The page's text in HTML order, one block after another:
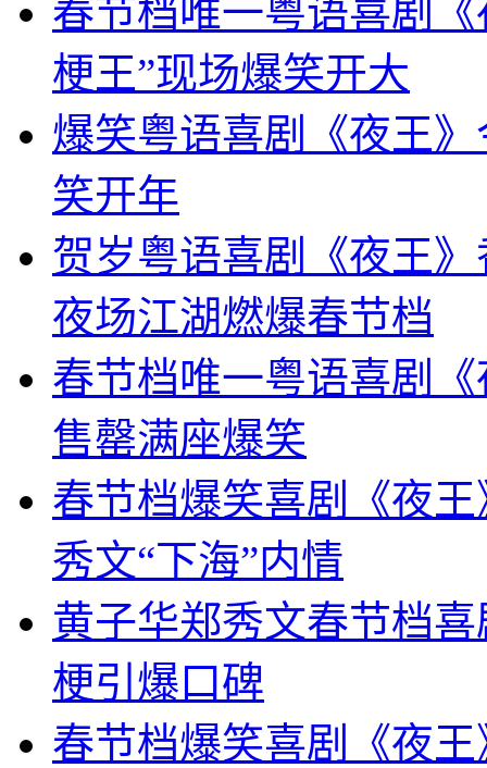
春节档唯一粤语喜剧
梗王”现场爆笑开大
爆笑粤语喜剧《夜王
笑开年
贺岁粤语喜剧《夜王
夜场江湖燃爆春节档
春节档唯一粤语喜剧
售罄满座爆笑
春节档爆笑喜剧《夜
秀文“下海”内情
黄子华郑秀文春节档
梗引爆口碑
春节档爆笑喜剧《夜